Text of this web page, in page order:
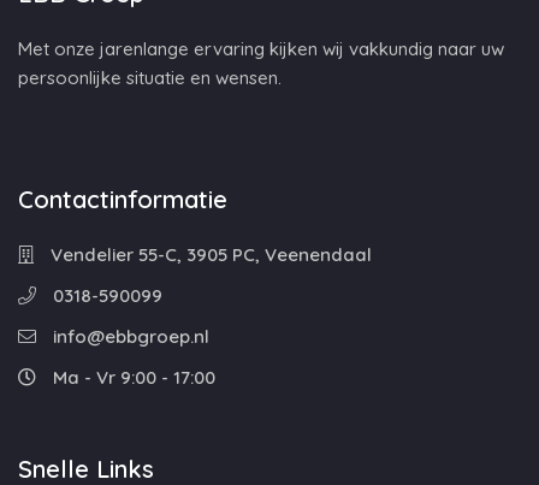
Met onze jarenlange ervaring kijken wij vakkundig naar uw
persoonlijke situatie en wensen.
Contactinformatie
Vendelier 55-C, 3905 PC, Veenendaal
0318-590099
info@ebbgroep.nl
Ma - Vr 9:00 - 17:00
Snelle Links